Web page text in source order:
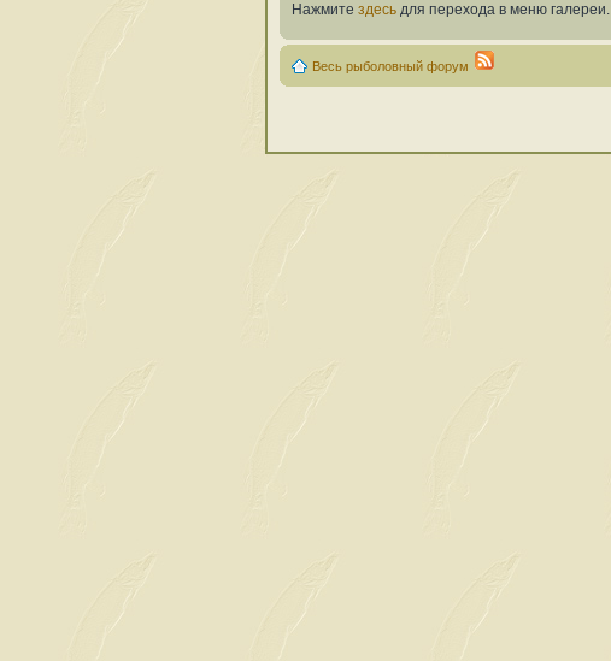
Нажмите здесь для перехода в меню галереи.
Весь рыболовный форум